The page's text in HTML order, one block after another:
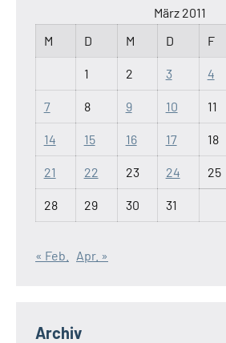
März 2011
M
D M D F
1 2 3 4
7 8 9 10 11
14 15 16 17 18
21 22 23 24 25
28 29 30 31
« Feb. Apr. »
Archiv